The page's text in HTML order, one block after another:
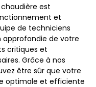
est
et
de techniciens
de votre
critiques et
Grâce à nos
être sûr que votre
optimale et efficiente